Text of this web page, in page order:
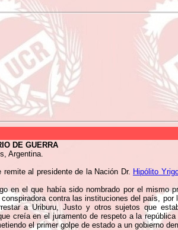
DE GUERRA
Argentina.
al presidente de la Nación Dr. Hipólito
en el que había sido nombrado por el mismo
contra las instituciones del país, por
a Uriburu, Justo y otros sujetos que
creía en el juramento de respeto a la
el primer golpe de estado a un gobierno